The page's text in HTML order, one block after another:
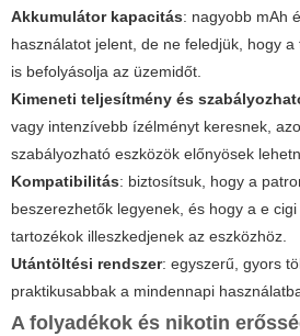
Akkumulátor kapacitás: nagyobb mAh
használatot jelent, de ne feledjük, hogy
is befolyásolja az üzemidőt.
Kimeneti teljesítmény és
vagy intenzívebb ízélményt keresnek,
szabályozható eszközök előnyösek
Kompatibilitás: biztosítsuk, hogy a
beszerezhetők legyenek, és hogy a e
tartozékok illeszkedjenek az eszközhöz.
Utántöltési rendszer: egyszerű, gyors
praktikusabbak a mindennapi
A folyadékok és nikotin